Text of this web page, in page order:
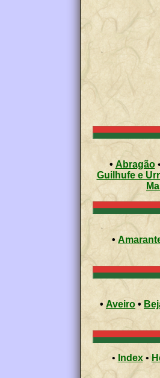
• Abragão•
Guilhufe e
•
• Aveiro •
• Index•